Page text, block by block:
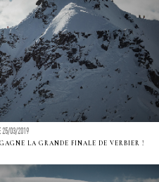
25/03/2019
LA GRANDE FINALE DE VERBIER !